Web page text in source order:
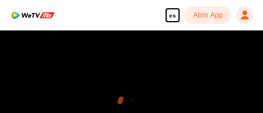
es Abrir App